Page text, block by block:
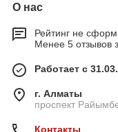
О нас
Рейтинг не
Менее 5 отзывов
Работает с
г. Алматы
проспект
Контакты